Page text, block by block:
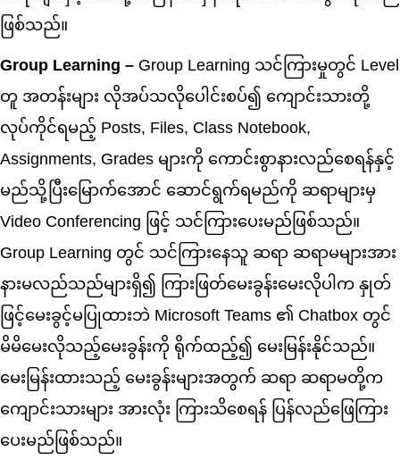
ဖြစ်သည်။
Group Learning – Group Learning သင်ကြားမှုတွင် Level
တူ အတန်းများ လိုအပ်သလိုပေါင်းစပ်၍ ကျောင်းသားတို့
လုပ်ကိုင်ရမည့် Posts, Files, Class Notebook,
Assignments, Grades များကို ကောင်းစွာနားလည်စေရန်နှင့်
မည်သို့ပြီး‌မြောက်အောင် ဆောင်ရွက်ရမည်ကို ဆရာများမှ
Video Conferencing ဖြင့် သင်ကြားပေးမည်ဖြစ်သည်။
Group Learning တွင် သင်ကြားနေသူ ဆရာ ဆရာမများအား
နားမလည်သည်များရှိ၍ ကြားဖြတ်မေးခွန်းမေးလိုပါက နှုတ်
ဖြင့်မေးခွင့်မပြုထားဘဲ Microsoft Teams ၏ Chatbox တွင်
မိမိမေးလိုသည့်မေးခွန်းကို ရိုက်ထည့်၍ မေးမြန်းနိုင်သည်။
မေးမြန်းထားသည့် မေးခွန်းများအတွက် ဆရာ ဆရာမတို့က
ကျောင်းသားများ အားလုံး ကြားသိစေရန် ပြန်လည်ဖြေကြား
ပေးမည်ဖြစ်သည်။